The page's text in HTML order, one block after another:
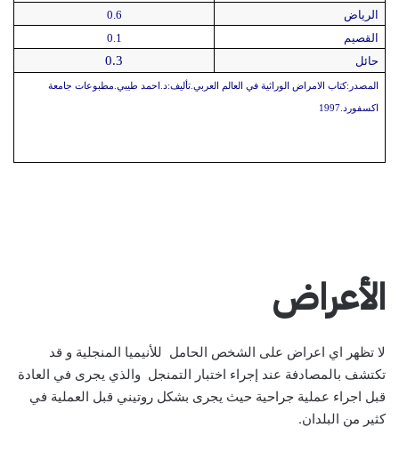
الرياض
0.6
القصيم
0.1
حائل
0.3
المصدر:كتاب الامراض الوراثية في العالم العربي.تأليف:د.احمد طيبي.مطبوعات جامعة
اكسفورد.1997
الأعراض
لا تظهر اي اعراض على الشخص الحامل للأنيميا المنجلية و قد
تكتشف بالمصادفة عند إجراء اختبار التمنجل والذي يجرى في العادة
قبل اجراء عملية جراحية حيث يجرى بشكل روتيني قبل العملية في
كثير من البلدان.